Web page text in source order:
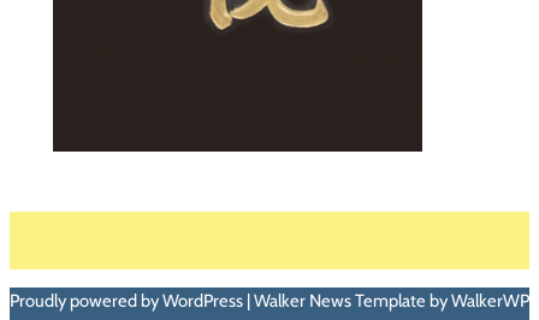
Proudly powered by WordPress | Walker News Template by WalkerWP